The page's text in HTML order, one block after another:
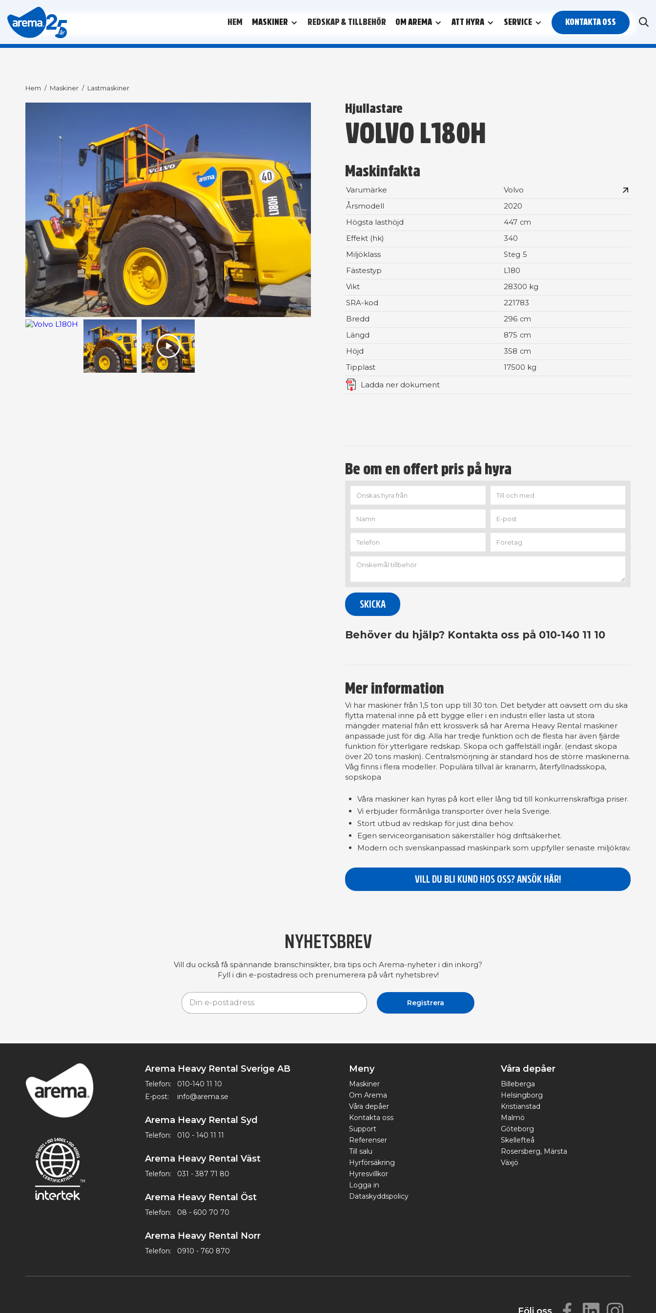
HEM MASKINER REDSKAP & TILLBEHÖR OM AREMA ATT HYRA SERVICE KONTAKTA OSS
Hem / Maskiner / Lastmaskiner
Hjullastare
VOLVO L180H
Maskinfakta
Varumärke
Volvo
Årsmodell
2020
Högsta lasthöjd
447 cm
Effekt (hk)
340
Miljöklass
Steg 5
Fästestyp
L180
Vikt
28300 kg
SRA-kod
221783
Bredd
296 cm
Längd 875 cm
Höjd 358 cm
Tipplast 17500 kg
Ladda ner dokument
Be om en offert pris på hyra
Behöver du hjälp? Kontakta oss på 010-140 11 10
Mer information
Vi har maskiner från 1,5 ton upp till 30 ton. Det betyder att oavsett om du ska
flytta material inne på ett bygge eller i en industri eller lasta ut stora
mängder material från ett krossverk så har Arema Heavy Rental maskiner
anpassade just för dig. Alla har tredje funktion och de flesta har även fjärde
funktion för ytterligare redskap. Skopa och gaffelställ ingår. (endast skopa
över 20 tons maskin). Centralsmörjning är standard hos de större maskinerna.
Våg finns i flera modeller. Populära tillval är kranarm, återfyllnadsskopa,
sopskopa
Våra maskiner kan hyras på kort eller lång tid till konkurrenskraftiga priser.
Vi erbjuder förmånliga transporter över hela Sverige.
Stort utbud av redskap för just dina behov.
Egen serviceorganisation säkerställer hög driftsäkerhet.
Modern och svenskanpassad maskinpark som uppfyller senaste miljökrav.
VILL DU BLI KUND HOS OSS? ANSÖK HÄR!
NYHETSBREV
Vill du också få spännande branschinsikter, bra tips och Arema-nyheter i din inkorg?
Fyll i din e-postadress och prenumerera på vårt nyhetsbrev!
Arema Heavy Rental Sverige AB
Telefon:
010-140 11 10
E-post:
info@arema.se
Arema Heavy Rental Syd
Telefon: 010 - 140 11 11
Arema Heavy Rental Väst
Telefon: 031 - 387 71 80
Arema Heavy Rental Öst
Telefon: 08 - 600 70 70
Arema Heavy Rental Norr
Telefon: 0910 - 760 870
Meny
Maskiner
Om Arema
Våra depåer
Kontakta oss
Support
Referenser
Till salu
Hyrförsäkring
Hyresvillkor
Logga in
Dataskyddspolicy
Våra depåer
Billeberga
Helsingborg
Kristianstad
Malmö
Göteborg
Skellefteå
Rosersberg, Märsta
Växjö